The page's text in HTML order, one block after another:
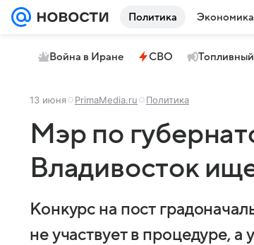
Политика Экономика
Война в Иране СВО
13 июня PrimaMedia.ru Политика
Мэр по
Владивосток
Конкурс на пост
не участвует в процедуре, а